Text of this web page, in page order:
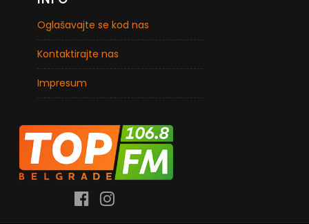
Oglašavajte se kod nas
Kontaktirajte nas
Impresum